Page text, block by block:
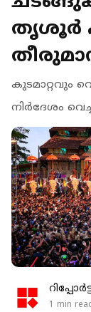
തൃശൂര്‍
കുടമാറ്റവും
നിര്‍ദേശം
1 min